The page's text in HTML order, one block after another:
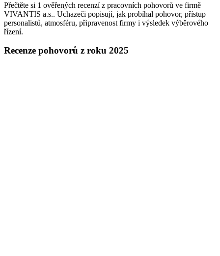
Přečtěte si 1 ověřených recenzí z pracovních pohovorů ve firmě
VIVANTIS a.s.. Uchazeči popisují, jak probíhal pohovor, přístup
personalistů, atmosféru, připravenost firmy i výsledek výběrového
řízení.
Recenze pohovorů z roku 2025